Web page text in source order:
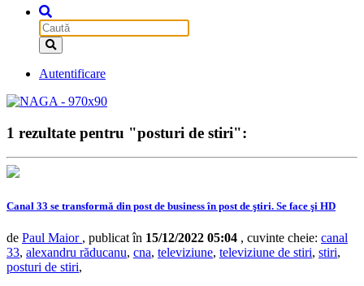
Autentificare
1 rezultate pentru "posturi de stiri":
Canal 33 se transformă din post de business în post de ştiri. Se face şi HD
de Paul Maior , publicat în 15/12/2022 05:04 , cuvinte cheie: canal
33, alexandru răducanu, cna, televiziune, televiziune de stiri, stiri,
posturi de stiri,